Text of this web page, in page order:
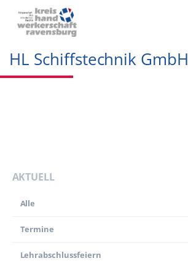
HL Schiffstechnik GmbH
AKTUELL
Alle
Termine
Lehr­abschluss­feiern